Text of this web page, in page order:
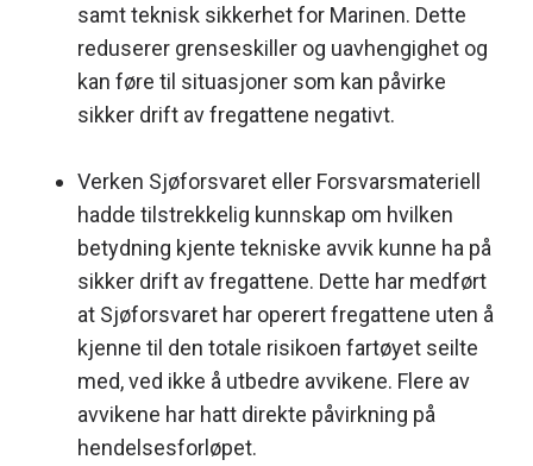
samt teknisk sikkerhet for Marinen. Dette
reduserer grenseskiller og uavhengighet og
kan føre til situasjoner som kan påvirke
sikker drift av fregattene negativt.
Verken Sjøforsvaret eller Forsvarsmateriell
hadde tilstrekkelig kunnskap om hvilken
betydning kjente tekniske avvik kunne ha på
sikker drift av fregattene. Dette har medført
at Sjøforsvaret har operert fregattene uten å
kjenne til den totale risikoen fartøyet seilte
med, ved ikke å utbedre avvikene. Flere av
avvikene har hatt direkte påvirkning på
hendelsesforløpet.